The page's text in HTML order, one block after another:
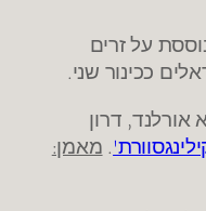
על זרים
ככינור שני.
אורלנד, דרון
. מאמן: